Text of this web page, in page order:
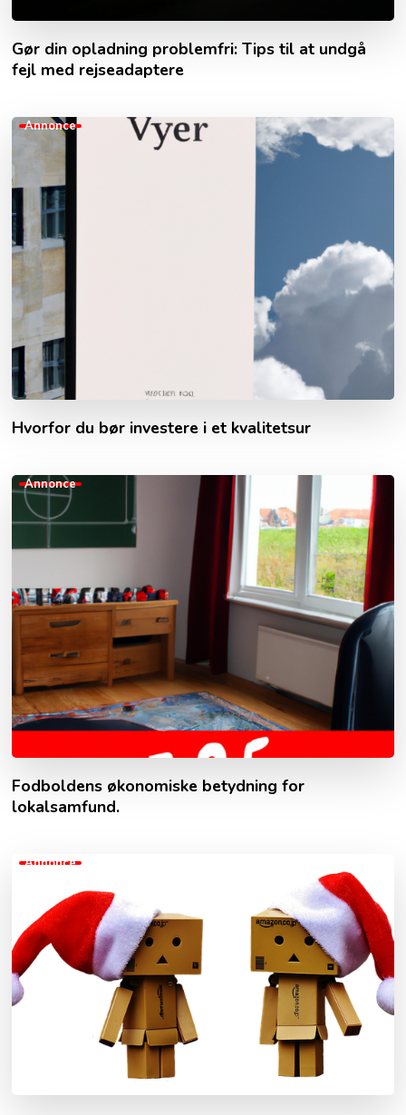
Gør din opladning problemfri: Tips til at undgå
fejl med rejseadaptere
Annonce
Hvorfor du bør investere i et kvalitetsur
Annonce
Fodboldens økonomiske betydning for
lokalsamfund.
Annonce